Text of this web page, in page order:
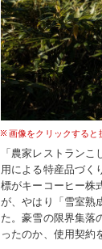
画像をクリックすると
「農家レストラン
用による特産品づく
標がキーコーヒー株
が、やはり「雪室熟
た。豪雪の限界集落
ったのか、使用契約